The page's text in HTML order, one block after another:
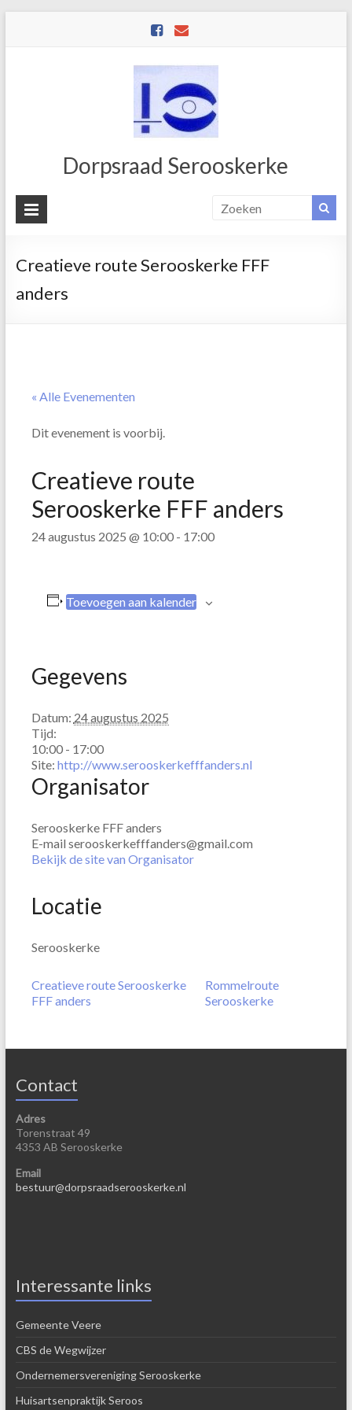
Dorpsraad Serooskerke
Creatieve route Serooskerke FFF
anders
« Alle Evenementen
Dit evenement is voorbij.
Creatieve route
Serooskerke FFF anders
24 augustus 2025 @ 10:00- 17:00
Toevoegen aan kalender
Gegevens
Datum: 24 augustus 2025
Tijd:
10:00 - 17:00
Site: http://www.serooskerkefffanders.nl
Organisator
Serooskerke FFF anders
E-mail serooskerkefffanders@gmail.com
Bekijk de site van Organisator
Locatie
Serooskerke
Creatieve route Serooskerke
FFF anders
Rommelroute
Serooskerke
Contact
Adres
Torenstraat 49
4353 AB Serooskerke
Email
bestuur@dorpsraadserooskerke.nl
Interessante links
Gemeente Veere
CBS de Wegwijzer
Ondernemersvereniging Serooskerke
Huisartsenpraktijk Seroos